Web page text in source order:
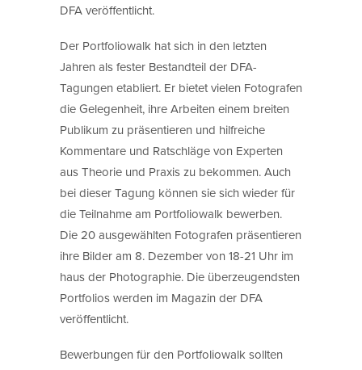
DFA veröffentlicht.
Der Portfoliowalk hat sich in den letzten
Jahren als fester Bestandteil der DFA-
Tagungen etabliert. Er bietet vielen Fotografen
die Gelegenheit, ihre Arbeiten einem breiten
Publikum zu präsentieren und hilfreiche
Kommentare und Ratschläge von Experten
aus Theorie und Praxis zu bekommen. Auch
bei dieser Tagung können sie sich wieder für
die Teilnahme am Portfoliowalk bewerben.
Die 20 ausgewählten Fotografen präsentieren
ihre Bilder am 8. Dezember von 18-21 Uhr im
haus der Photographie. Die überzeugendsten
Portfolios werden im Magazin der DFA
veröffentlicht.
Bewerbungen für den Portfoliowalk sollten